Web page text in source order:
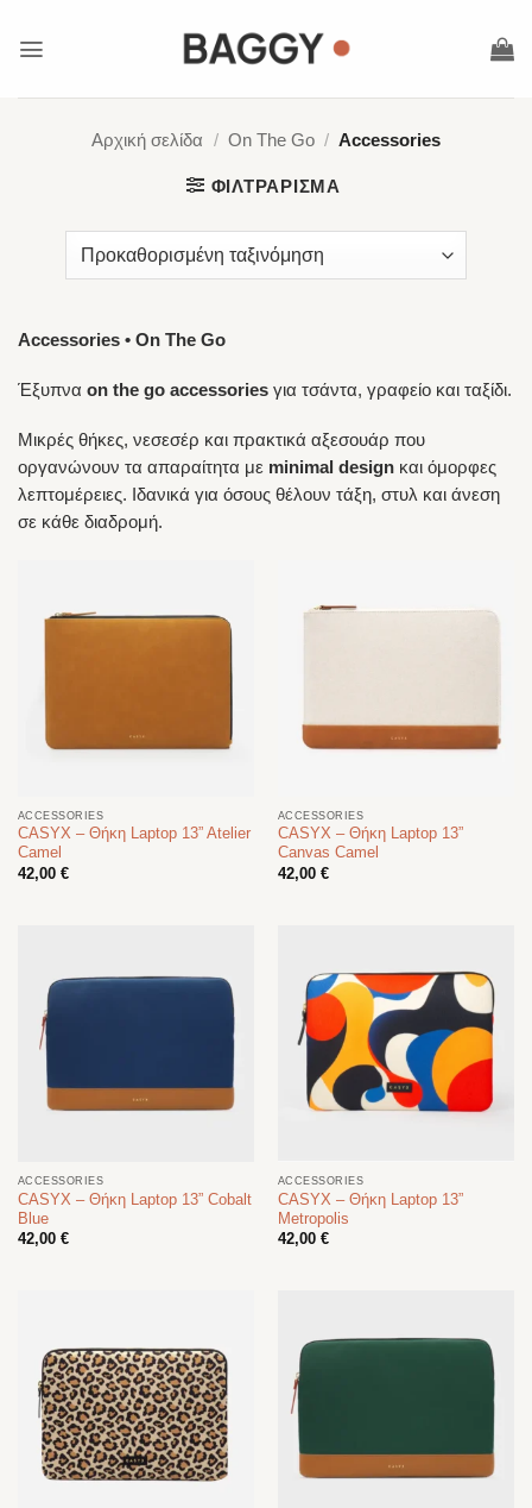
στο
Αρχική σελίδα / On The Go / Accessories
ΦΙΛΤΡΆΡΙΣΜΑ
Accessories • On The Go
Έξυπνα on the go accessories για τσάντα, γραφείο και ταξίδι.
Μικρές θήκες, νεσεσέρ και πρακτικά αξεσουάρ που
οργανώνουν τα απαραίτητα με minimal design και όμορφες
λεπτομέρειες. Ιδανικά για όσους θέλουν τάξη, στυλ και άνεση
σε κάθε διαδρομή.
ACCESSORIES
CASYX – Θήκη Laptop 13” Atelier
Camel
42,00 €
ACCESSORIES
CASYX – Θήκη Laptop 13”
Canvas Camel
42,00 €
ACCESSORIES
CASYX – Θήκη Laptop 13” Cobalt
Blue
42,00 €
ACCESSORIES
CASYX – Θήκη Laptop 13”
Metropolis
42,00 €